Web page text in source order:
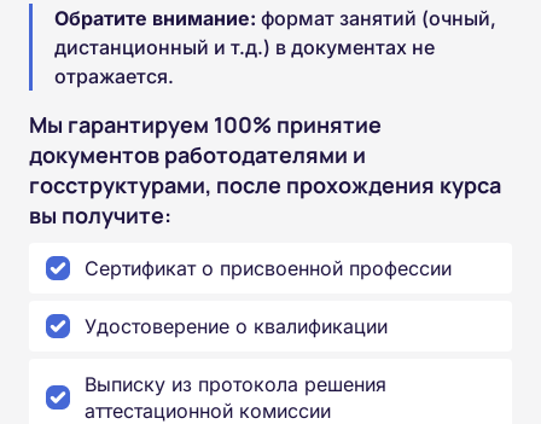
Обратите внимание: формат занятий (очный,
дистанционный и т.д.) в документах не
отражается.
Мы гарантируем 100% принятие
документов работодателями и
госструктурами, после прохождения курса
вы получите:
Сертификат о присвоенной профессии
Удостоверение о квалификации
Выписку из протокола решения
аттестационной комиссии